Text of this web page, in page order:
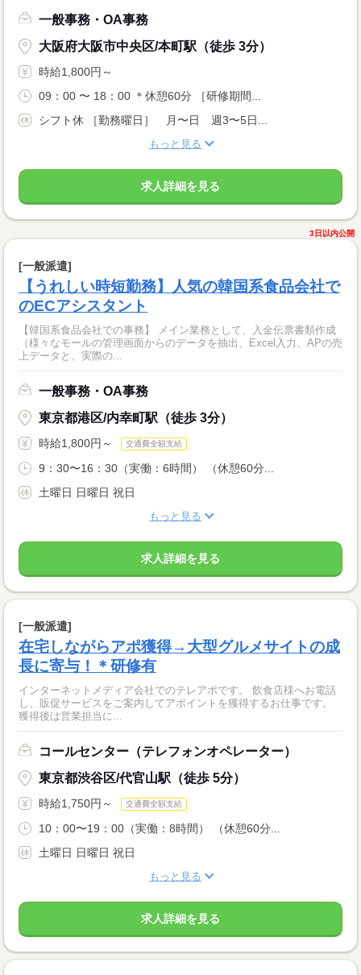
一般事務・OA事務
大阪府大阪市中央区/本町駅（徒歩 3分）
時給1,800円～
09：00 〜 18：00 ＊休憩60分 ［研修期間...
シフト休 ［勤務曜日］ 月〜日 週3〜5日...
もっと見る
求人詳細を見る
3日以内公開
[一般派遣]
【うれしい時短勤務】人気の韓国系食品会社で
のECアシスタント
【韓国系食品会社での事務】 メイン業務として、入金伝票書類作成
（様々なモールの管理画面からのデータを抽出、Excel入力、APの売
上データと、実際の...
一般事務・OA事務
東京都港区/内幸町駅（徒歩 3分）
時給1,800円～ 交通費全額支給
9：30〜16：30（実働：6時間） （休憩60分...
土曜日 日曜日 祝日
もっと見る
求人詳細を見る
[一般派遣]
在宅しながらアポ獲得→大型グルメサイトの成
長に寄与！＊研修有
インターネットメディア会社でのテレアポです。 飲食店様へお電話
し、販促サービスをご案内してアポイントを獲得するお仕事です。
獲得後は営業担当に...
コールセンター（テレフォンオペレーター）
東京都渋谷区/代官山駅（徒歩 5分）
時給1,750円～ 交通費全額支給
10：00〜19：00（実働：8時間） （休憩60分...
土曜日 日曜日 祝日
もっと見る
求人詳細を見る